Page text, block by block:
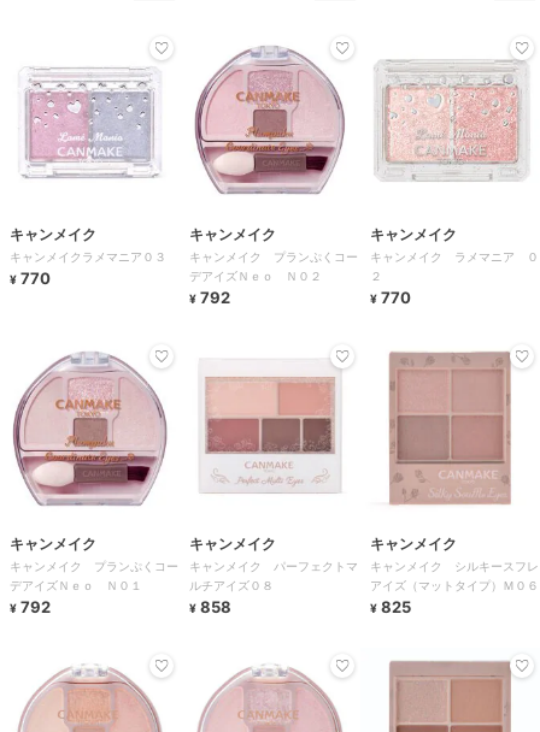
キャンメイク
キャンメイクラメマニア０３
¥ 770
キャンメイク
キャンメイク プランぷくコー
デアイズＮｅｏ Ｎ０２
¥ 792
キャンメイク
キャンメイク ラメマニア ０
２
¥ 770
キャンメイク
キャンメイク プランぷくコー
デアイズＮｅｏ Ｎ０１
¥ 792
キャンメイク
キャンメイク パーフェクトマ
ルチアイズ０８
¥ 858
キャンメイク
キャンメイク シルキースフレ
アイズ（マットタイプ）Ｍ０６
¥ 825